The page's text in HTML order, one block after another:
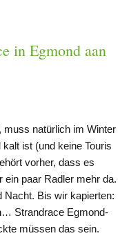
in Egmond aan
muss natürlich im Winter
ist (und keine Touris
vorher, dass es
ein paar Radler mehr da.
Nacht. Bis wir kapierten:
Strandrace Egmond-
müssen das sein.